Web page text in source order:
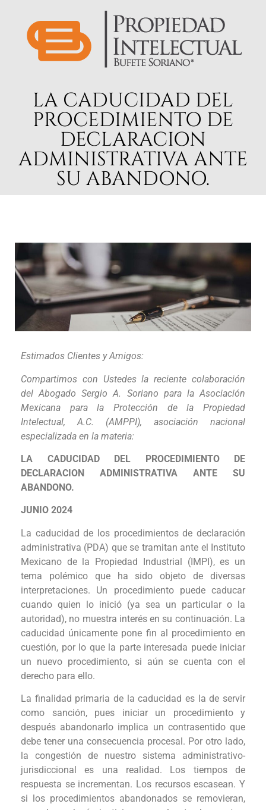
LA CADUCIDAD DEL
PROCEDIMIENTO DE
DECLARACION
ADMINISTRATIVA ANTE
SU ABANDONO.
Estimados Clientes y Amigos:
Compartimos con Ustedes la reciente colaboración
del Abogado Sergio A. Soriano para la Asociación
Mexicana para la Protección de la Propiedad
Intelectual, A.C. (AMPPI), asociación nacional
especializada en la materia:
LA CADUCIDAD DEL PROCEDIMIENTO DE
DECLARACION ADMINISTRATIVA ANTE SU
ABANDONO.
JUNIO 2024
La caducidad de los procedimientos de declaración
administrativa (PDA) que se tramitan ante el Instituto
Mexicano de la Propiedad Industrial (IMPI), es un
tema polémico que ha sido objeto de diversas
interpretaciones. Un procedimiento puede caducar
cuando quien lo inició (ya sea un particular o la
autoridad), no muestra interés en su continuación. La
caducidad únicamente pone fin al procedimiento en
cuestión, por lo que la parte interesada puede iniciar
un nuevo procedimiento, si aún se cuenta con el
derecho para ello.
La finalidad primaria de la caducidad es la de servir
como sanción, pues iniciar un procedimiento y
después abandonarlo implica un contrasentido que
debe tener una consecuencia procesal. Por otro lado,
la congestión de nuestro sistema administrativo-
jurisdiccional es una realidad. Los tiempos de
respuesta se incrementan. Los recursos escasean. Y
si los procedimientos abandonados se removieran,